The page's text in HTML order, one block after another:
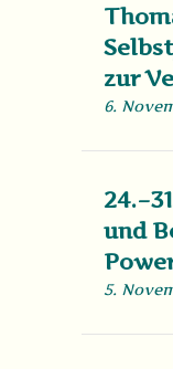
zur
6.
und
5.